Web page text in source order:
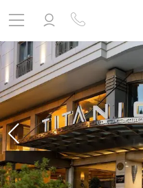
مشاهده پروفایل
خروج
ورود به حساب کاربری
ندارید؟ثبت نامکنید
نام آژانس
هواپیما